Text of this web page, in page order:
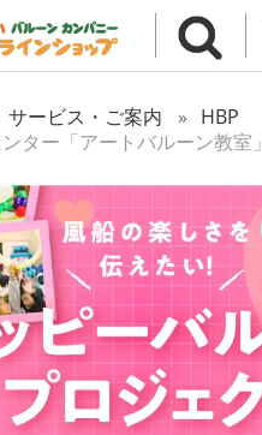
サービス・ご案内
HBP
ター「アートバルーン教室」